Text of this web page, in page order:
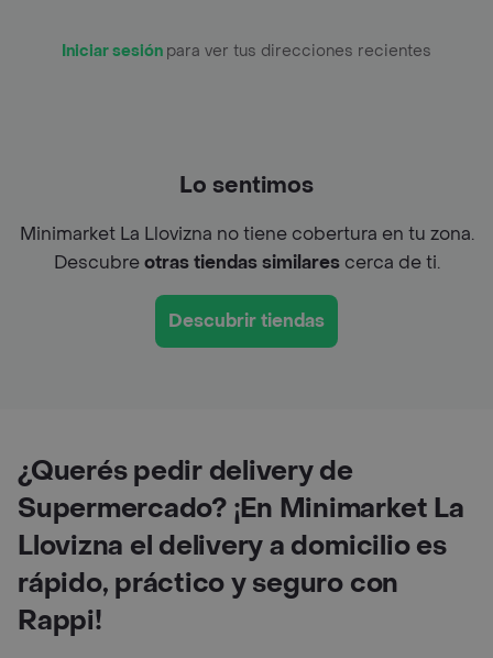
Iniciar sesión para ver tus direcciones recientes
Lo sentimos
Minimarket La Llovizna no tiene cobertura en tu zona.
Descubreotras tiendas similarescerca de ti.
Descubrir tiendas
¿Querés pedir delivery de
Supermercado? ¡En Minimarket La
Llovizna el delivery a domicilio es
rápido, práctico y seguro con
Rappi!